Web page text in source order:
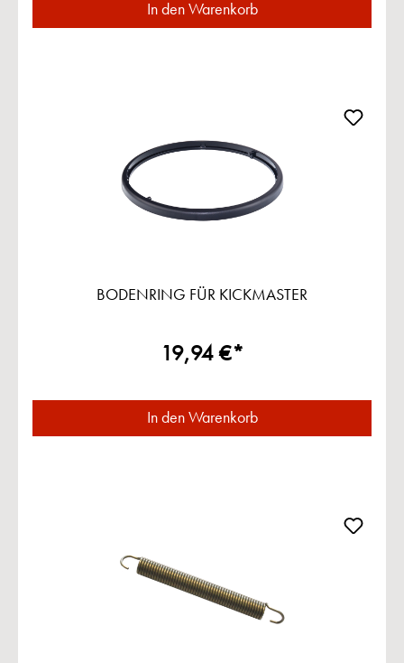
In den Warenkorb
BODENRING FÜR KICKMASTER
19,94 €*
In den Warenkorb